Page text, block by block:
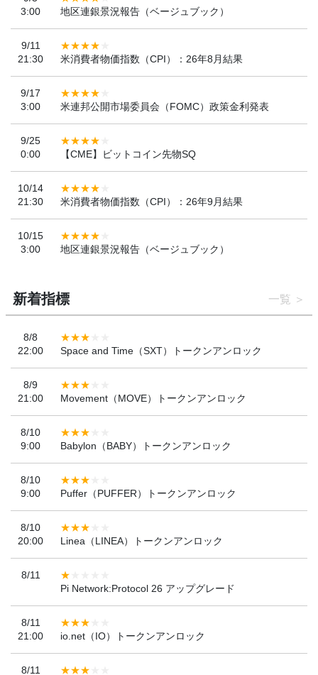
3:00
地区連銀景況報告（ベージュブック）
9/11
21:30
米消費者物価指数（CPI）：26年8月結果
9/17
3:00
米連邦公開市場委員会（FOMC）政策金利発表
9/25
0:00
【CME】ビットコイン先物SQ
10/14
21:30
米消費者物価指数（CPI）：26年9月結果
10/15
3:00
地区連銀景況報告（ベージュブック）
新着指標 一覧
8/8
22:00
Space and Time（SXT）トークンアンロック
8/9
21:00
Movement（MOVE）トークンアンロック
8/10
9:00
Babylon（BABY）トークンアンロック
8/10
9:00
Puffer（PUFFER）トークンアンロック
8/10
20:00
Linea（LINEA）トークンアンロック
8/11
Pi Network:Protocol 26 アップグレード
8/11
21:00
io.net（IO）トークンアンロック
8/11